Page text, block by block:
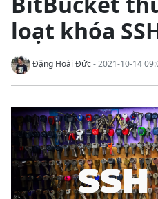
loạt khóa
Đặng Hoài Đức- 2021-10-14